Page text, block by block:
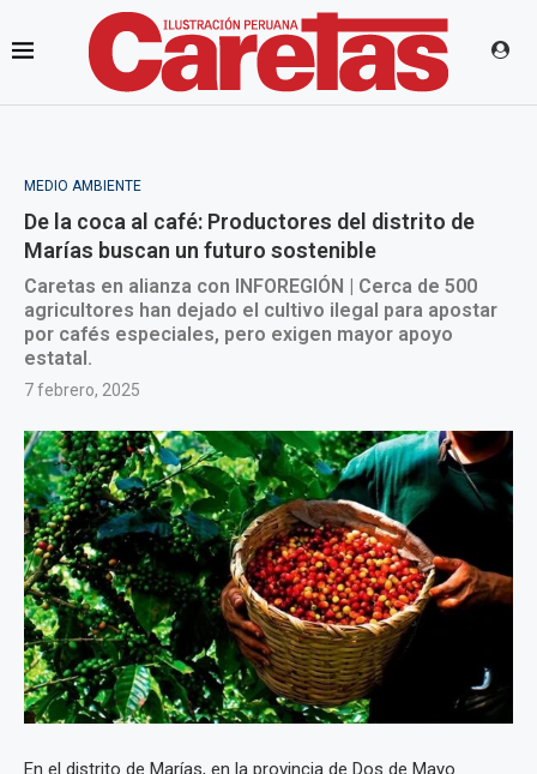
MEDIO AMBIENTE
De la coca al café: Productores del distrito de
Marías buscan un futuro sostenible
Caretas en alianza con INFOREGIÓN | Cerca de 500
agricultores han dejado el cultivo ilegal para apostar
por cafés especiales, pero exigen mayor apoyo
estatal.
7 febrero, 2025
En el distrito de Marías, en la provincia de Dos de Mayo